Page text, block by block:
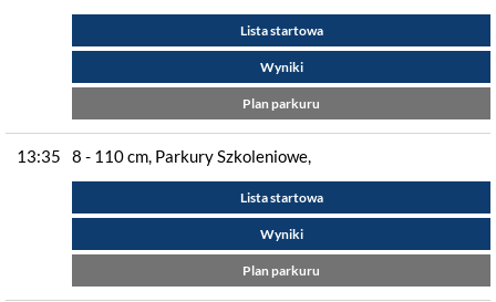
Lista startowa
Wyniki
Plan parkuru
13:35 8 - 110 cm, Parkury Szkoleniowe,
Lista startowa
Wyniki
Plan parkuru